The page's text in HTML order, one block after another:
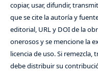
copiar, usar, difundir,
que se cite la autoría y
editorial, URL y DOI de la
onerosos y se mencione la
licencia de uso. Si
debe distribuir su